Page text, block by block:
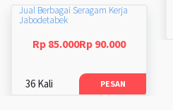
Jual Berbagai Seragam Kerja
Jabodetabek
Rp 85.000Rp 90.000
36 Kali PESAN